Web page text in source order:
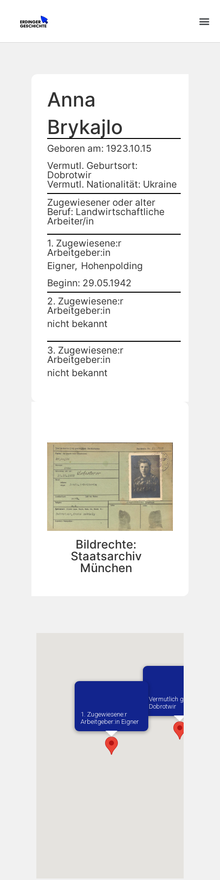
Anna
Brykajlo
Geboren am: 1923.10.15
Vermutl. Geburtsort:
Dobrotwir
Vermutl. Nationalität: Ukraine
Zugewiesener oder alter
Beruf: Landwirtschaftliche
Arbeiter/in
1. Zugewiesene:r
Arbeitgeber:in
Eigner, Hohenpolding
Beginn: 29.05.1942
2. Zugewiesene:r
Arbeitgeber:in
nicht bekannt
3. Zugewiesene:r
Arbeitgeber:in
nicht bekannt
Bildrechte:
Staatsarchiv
München
Vermutlich geboren in
Dobrotwir
1. Zugewiesene:r
Arbeitgeber:in​ Eigner